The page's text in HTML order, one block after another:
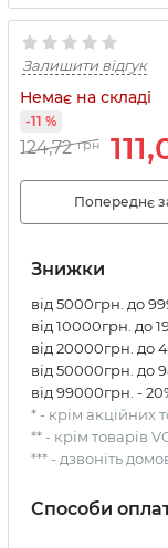
Залишити відгук
Немає на складі
124,72 грн
-11 %
Попереднє
Знижки
від 5000грн. до
від 10000грн. до
від 20000грн. до
від 50000грн. до
від 99000грн. -
* - крім акційних
** - крім товарів
*** - дзвоніть
Способи